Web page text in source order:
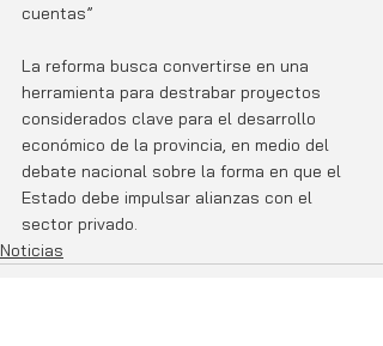
cuentas”
La reforma busca convertirse en una
herramienta para destrabar proyectos
considerados clave para el desarrollo
económico de la provincia, en medio del
debate nacional sobre la forma en que el
Estado debe impulsar alianzas con el
sector privado.
Noticias